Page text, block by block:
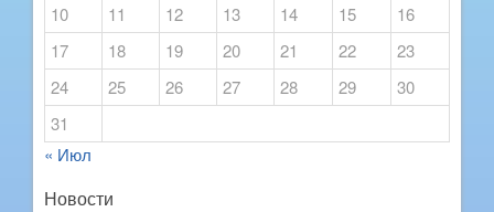
10
11 12 13 14 15
16
17
18 19 20 21 22
23
24
25 26 27 28 29
30
31
« Июл
Новости